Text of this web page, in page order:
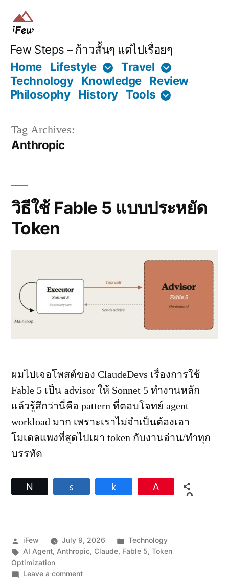
Few Steps – ก้าวสั้นๆ แต่ไปเรื่อยๆ
Home
Lifestyle
Travel
Technology
Knowledge Review
Philosophy
History Tools
Tag Archives:
Anthropic
วิธีใช้ Fable 5 แบบประหยัด
Token
ผมไปเจอโพสต์ของ ClaudeDevs เรื่องการใช้
Fable 5 เป็น advisor ให้ Sonnet 5 ทำงานหลัก
แล้วรู้สึกว่านี่คือ pattern ที่ตอบโจทย์ agent
workload มาก เพราะเราไม่จำเป็นต้องเอา
โมเดลแพงที่สุดไปเผา token กับงานอ่าน/ทำทุก
บรรทัด
0
Posted
by
iFew July 9, 2026
Posted
in
Technology
Tags:
AI Agent, Anthropic, Claude, Fable 5,Token
Optimization
Leave a commenton